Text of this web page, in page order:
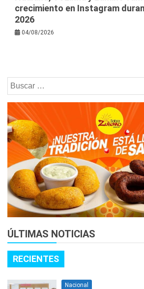
crecimiento en Instagram
2026
04/08/2026
Buscar:
ÚLTIMAS NOTICIAS
RECIENTES
Nacional